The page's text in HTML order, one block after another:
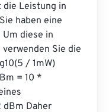
die Leistung in
haben eine
Um diese in
Sie die
/ 1mW)
= 10 *
dBm Daher